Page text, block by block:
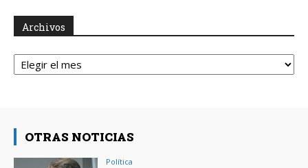
Archivos
Archivos
OTRAS NOTICIAS
Política